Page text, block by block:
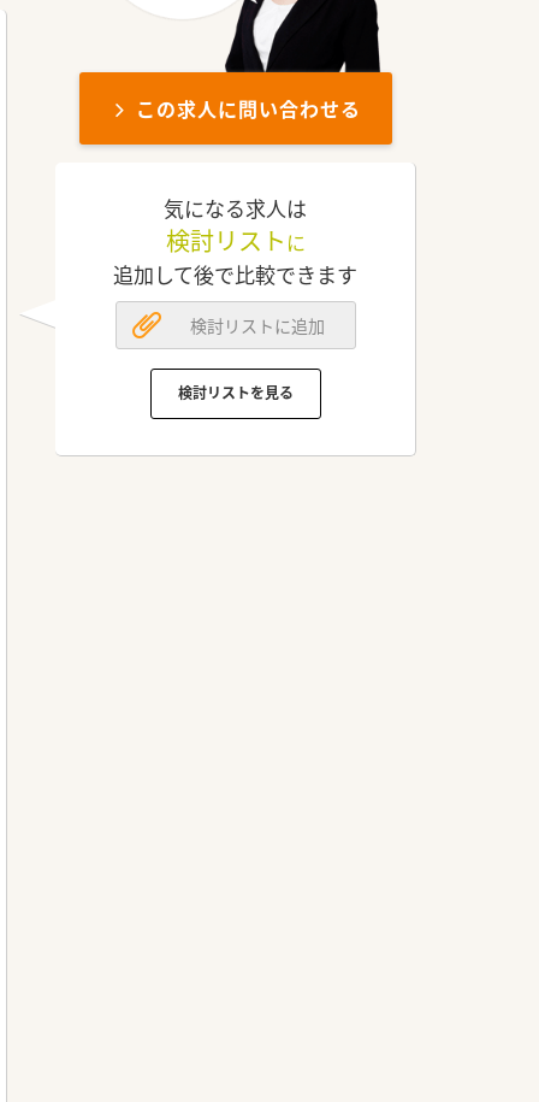
この求人に問い合わせる
気になる求人は
検討リスト に
追加して後で比較できます
検討リストに追加
検討リストを見る